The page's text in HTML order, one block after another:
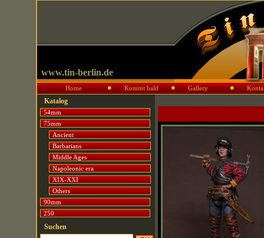
www.tin-berlin.de
Home Kommt bald Gallery
Katalog
54mm
75mm
Ancient
Barbarians
Middle Ages
Napoleonic era
XIX-XXI
Others
90mm
250
Suchen